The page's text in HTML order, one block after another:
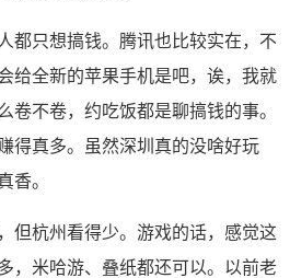
只想搞钱。腾讯也比较实在，不
给全新的苹果手机是吧，诶，我就
卷不卷，约吃饭都是聊搞钱的事。
得真多。虽然深圳真的没啥好玩
香。
但杭州看得少。游戏的话，感觉这
，米哈游、叠纸都还可以。以前老